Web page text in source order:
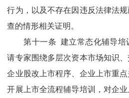
行为，以及不存在因违反法律法
查的情形相关证明。
第十一条 建立常态化辅导培
请专家围绕多层次资本市场知识、
企业股改上市程序、企业上市重
开展上市全流程辅导培训，对企